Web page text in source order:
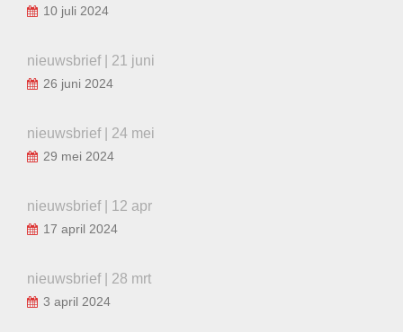
10 juli 2024
nieuwsbrief | 21 juni
26 juni 2024
nieuwsbrief | 24 mei
29 mei 2024
nieuwsbrief | 12 apr
17 april 2024
nieuwsbrief | 28 mrt
3 april 2024